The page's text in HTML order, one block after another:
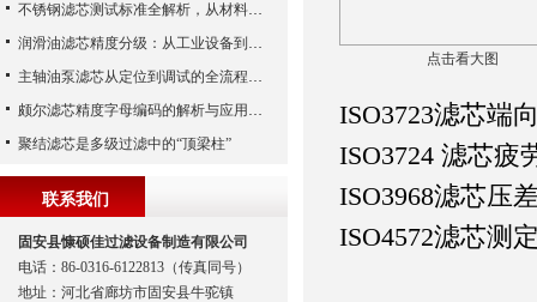
点击看大图
ISO3723滤芯端
ISO3724 滤芯疲
ISO3968滤芯压
ISO4572滤芯测
不锈钢滤芯测试标准全解析，从材料性能到应用场景的严苛验证
润滑油滤芯精度分级：从工业设备到精密系统的过滤密码
主轴油泵滤芯从定位到调试的全流程解析
颇尔滤芯精度字母编码的解析与应用指南
聚结滤芯是多级过滤中的“顶梁柱”
联系我们
固安县慷硕佳过滤设备制造有限公司
电话：86-0316-6122813（传真同号）
地址：河北省廊坊市固安县牛驼镇